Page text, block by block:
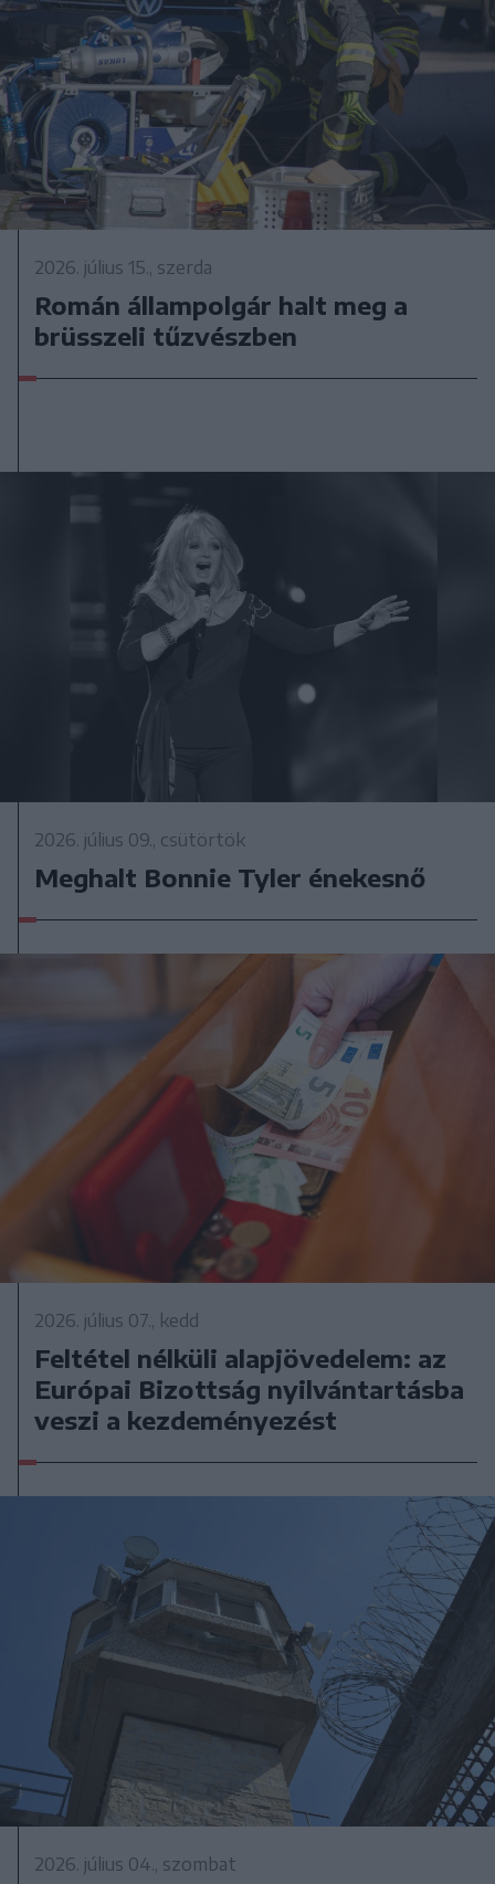
2026. július 15., szerda
Román állampolgár halt meg a
brüsszeli tűzvészben
2026. július 09., csütörtök
Meghalt Bonnie Tyler énekesnő
2026. július 07., kedd
Feltétel nélküli alapjövedelem: az
Európai Bizottság nyilvántartásba
veszi a kezdeményezést
2026. július 04., szombat